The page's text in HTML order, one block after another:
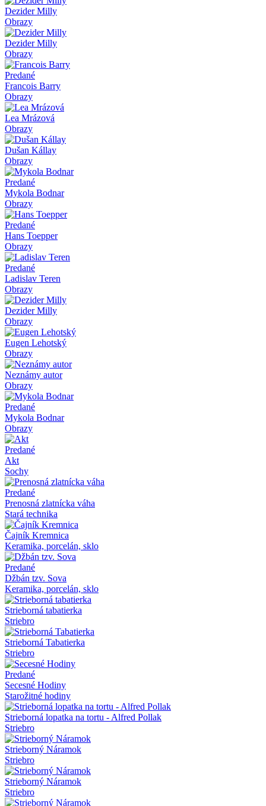
Dezider Milly
Obrazy
Dezider Milly
Obrazy
Predané
Francois Barry
Obrazy
Lea Mrázová
Obrazy
Dušan Kállay
Obrazy
Predané
Mykola Bodnar
Obrazy
Predané
Hans Toepper
Obrazy
Predané
Ladislav Teren
Obrazy
Dezider Milly
Obrazy
Eugen Lehotský
Obrazy
Neznámy autor
Obrazy
Predané
Mykola Bodnar
Obrazy
Predané
Akt
Sochy
Predané
Prenosná zlatnícka váha
Stará technika
Čajník Kremnica
Keramika, porcelán, sklo
Predané
Džbán tzv. Sova
Keramika, porcelán, sklo
Strieborná tabatierka
Striebro
Strieborná Tabatierka
Striebro
Predané
Secesné Hodiny
Starožitné hodiny
Strieborná lopatka na tortu - Alfred Pollak
Striebro
Strieborný Náramok
Striebro
Strieborný Náramok
Striebro